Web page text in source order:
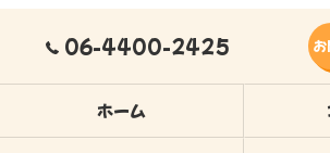
06-4400-2425 お
ホーム